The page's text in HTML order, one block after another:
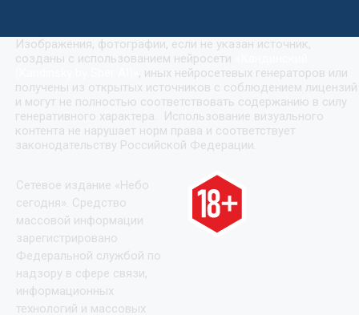
Изображения, фотографии, если не указан источник,
созданы с использованием нейросети
, иных нейросетевых генераторов или
получены из открытых источников с соблюдением лицензий
и могут не полностью соответствовать содержанию в силу
генеративного характера. Использование визуального
контента не нарушает норм права и соответствует
законодательству Российской Федерации.
Сетевое издание «Небо
сегодня». Средство
массовой информации
зарегистрировано
Федеральной службой по
надзору в сфере связи,
информационных
технологий и массовых